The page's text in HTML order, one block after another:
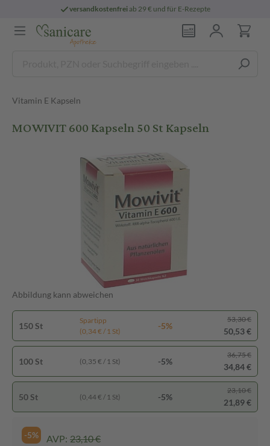
versandkostenfreiab 29 € und für E-Rezepte
Vitamin E Kapseln
MOWIVIT 600 Kapseln 50 St Kapseln
Abbildung kann abweichen
150 St
Spartipp
(0,34 € / 1 St)
-5%
53,30 €
50,53 €
100 St (0,35 € / 1 St) -5%
36,75 €
34,84 €
50 St (0,44 € / 1 St) -5%
23,10 €
21,89 €
-5% AVP: 23,10 €